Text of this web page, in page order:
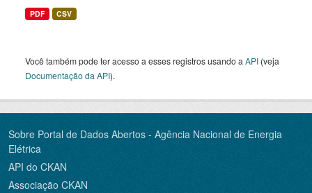
PDF CSV
Você também pode ter acesso a esses registros usando a API (veja
Documentação da API).
Sobre Portal de Dados Abertos - Agência Nacional de Energia
Elétrica
API do CKAN
Associação CKAN